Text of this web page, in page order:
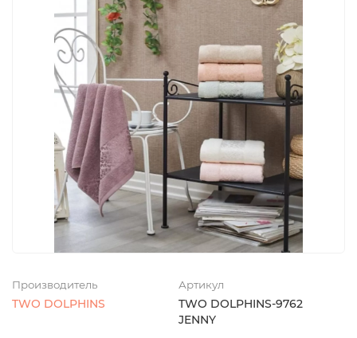
Производитель
TWO DOLPHINS
Артикул
TWO DOLPHINS-9762
JENNY